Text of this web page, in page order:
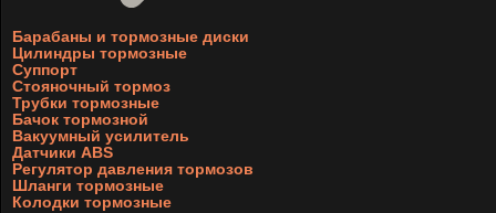
Барабаны и тормозные диски
Цилиндры тормозные
Суппорт
Стояночный тормоз
Трубки тормозные
Бачок тормозной
Вакуумный усилитель
Датчики ABS
Регулятор давления тормозов
Шланги тормозные
Колодки тормозные